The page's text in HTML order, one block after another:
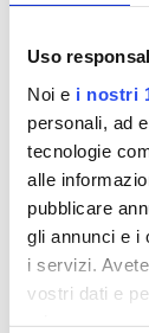
Uso
Noi e i nostri
personali, ad
tecnologie
alle
pubblicare
gli annunci e i
i servizi.
vostri dati e
dalla sua
proprie
abbiamo
rubinetto, in
è gestito da
sicura ed
altro tipo di
E le nostre
meglio